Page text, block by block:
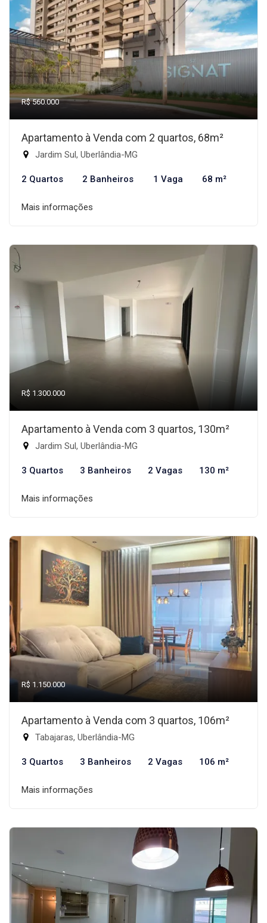
R$ 560.000
Apartamento à Venda com 2 quartos, 68m²
Jardim Sul, Uberlândia-MG
2 Quartos 2 Banheiros 1 Vaga 68 m²
Mais informações
R$ 1.300.000
Apartamento à Venda com 3 quartos, 130m²
Jardim Sul, Uberlândia-MG
3 Quartos 3 Banheiros 2 Vagas 130 m²
Mais informações
R$ 1.150.000
Apartamento à Venda com 3 quartos, 106m²
Tabajaras, Uberlândia-MG
3 Quartos 3 Banheiros 2 Vagas 106 m²
Mais informações